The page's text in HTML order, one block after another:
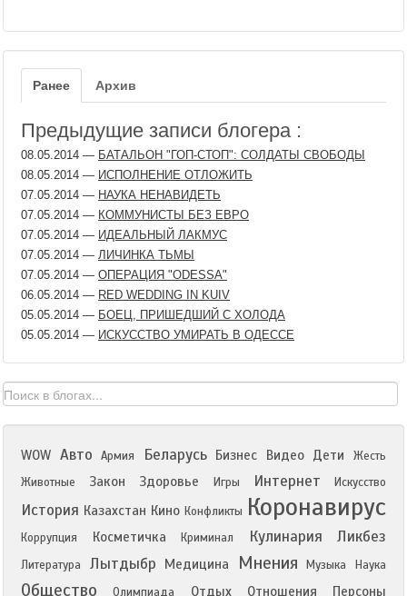
Ранее Архив
Предыдущие записи блогера :
08.05.2014 — БАТАЛЬОН "ГОП-СТОП": СОЛДАТЫ СВОБОДЫ
08.05.2014 — ИСПОЛНЕНИЕ ОТЛОЖИТЬ
07.05.2014 — НАУКА НЕНАВИДЕТЬ
07.05.2014 — КОММУНИСТЫ БЕЗ ЕВРО
07.05.2014 — ИДЕАЛЬНЫЙ ЛАКМУС
07.05.2014 — ЛИЧИНКА ТЬМЫ
07.05.2014 — ОПЕРАЦИЯ "ODESSA"
06.05.2014 — RED WEDDING IN KUIV
05.05.2014 — БОЕЦ, ПРИШЕДШИЙ С ХОЛОДА
05.05.2014 — ИСКУССТВО УМИРАТЬ В ОДЕССЕ
WOW Авто Армия Беларусь Бизнес Видео Дети
Жесть
Животные
Закон Здоровье Игры Интернет Искусство
История Казахстан Кино Конфликты Коронавирус
Коррупция Косметичка Криминал Кулинария Ликбез
Литература Лытдыбр Медицина Мнения Музыка Наука
Общество Олимпиада Отдых Отношения Персоны